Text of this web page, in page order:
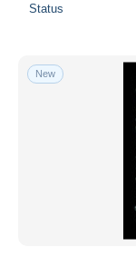
Status
New